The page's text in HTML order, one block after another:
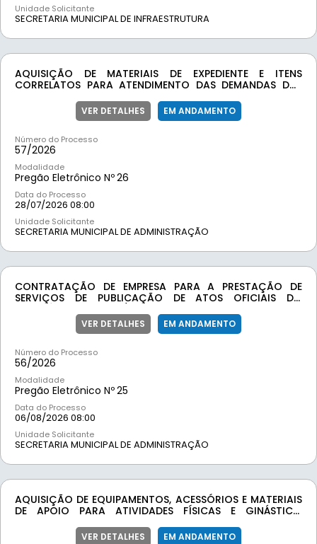
Unidade Solicitante
SECRETARIA MUNICIPAL DE INFRAESTRUTURA
AQUISIÇÃO DE MATERIAIS DE EXPEDIENTE E ITENS
CORRELATOS PARA ATENDIMENTO DAS DEMANDAS DAS
VER DETALHES EM ANDAMENTO
Número do Processo
57/2026
Modalidade
Pregão Eletrônico Nº26
Data do Processo
28/07/2026 08:00
Unidade Solicitante
SECRETARIA MUNICIPAL DE ADMINISTRAÇÃO
CONTRATAÇÃO DE EMPRESA PARA A PRESTAÇÃO DE
SERVIÇOS DE PUBLICAÇÃO DE ATOS OFICIAIS DO
VER DETALHES EM ANDAMENTO
Número do Processo
56/2026
Modalidade
Pregão Eletrônico Nº25
Data do Processo
06/08/2026 08:00
Unidade Solicitante
SECRETARIA MUNICIPAL DE ADMINISTRAÇÃO
AQUISIÇÃO DE EQUIPAMENTOS, ACESSÓRIOS E MATERIAIS
DE APOIO PARA ATIVIDADES FÍSICAS E GINÁSTICA,
SECRETARIA MUNICIPAL DE SAÚDE
VER DETALHES EM ANDAMENTO